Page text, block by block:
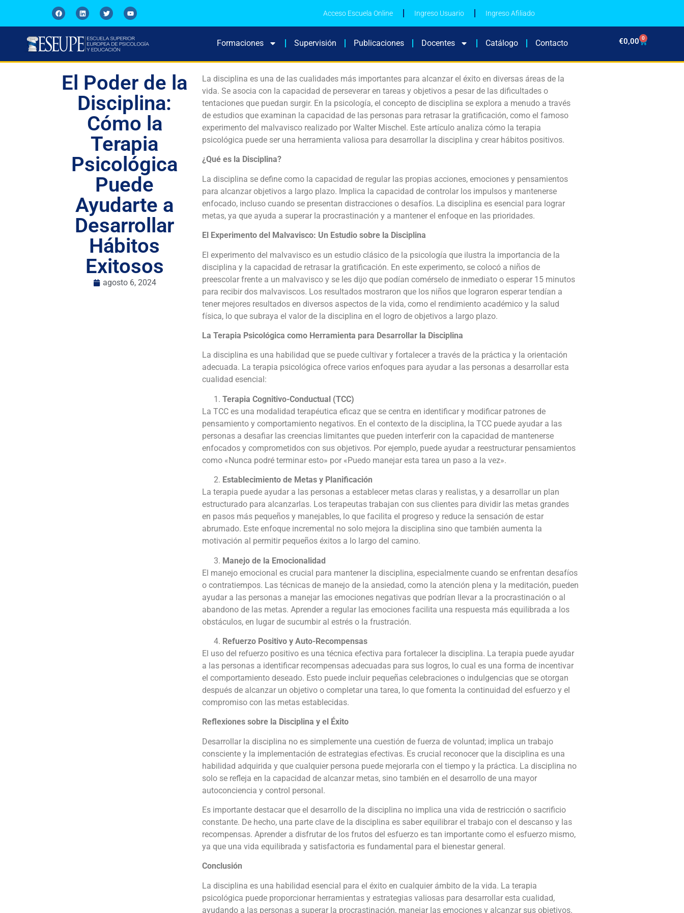
Acceso Escuela Online Ingreso Usuario Ingreso Afiliado
Formaciones Supervisión Publicaciones Docentes Catálogo Contacto €0,00 0
El Poder de la
Disciplina:
Cómo la
Terapia
Psicológica
Puede
Ayudarte a
Desarrollar
Hábitos
Exitosos
agosto 6, 2024
La disciplina es una de las cualidades más importantes para alcanzar el éxito en diversas áreas de la
vida. Se asocia con la capacidad de perseverar en tareas y objetivos a pesar de las dificultades o
tentaciones que puedan surgir. En la psicología, el concepto de disciplina se explora a menudo a través
de estudios que examinan la capacidad de las personas para retrasar la gratificación, como el famoso
experimento del malvavisco realizado por Walter Mischel. Este artículo analiza cómo la terapia
psicológica puede ser una herramienta valiosa para desarrollar la disciplina y crear hábitos positivos.
¿Qué es la Disciplina?
La disciplina se define como la capacidad de regular las propias acciones, emociones y pensamientos
para alcanzar objetivos a largo plazo. Implica la capacidad de controlar los impulsos y mantenerse
enfocado, incluso cuando se presentan distracciones o desafíos. La disciplina es esencial para lograr
metas, ya que ayuda a superar la procrastinación y a mantener el enfoque en las prioridades.
El Experimento del Malvavisco: Un Estudio sobre la Disciplina
El experimento del malvavisco es un estudio clásico de la psicología que ilustra la importancia de la
disciplina y la capacidad de retrasar la gratificación. En este experimento, se colocó a niños de
preescolar frente a un malvavisco y se les dijo que podían comérselo de inmediato o esperar 15 minutos
para recibir dos malvaviscos. Los resultados mostraron que los niños que lograron esperar tendían a
tener mejores resultados en diversos aspectos de la vida, como el rendimiento académico y la salud
física, lo que subraya el valor de la disciplina en el logro de objetivos a largo plazo​​.
La Terapia Psicológica como Herramienta para Desarrollar la Disciplina
La disciplina es una habilidad que se puede cultivar y fortalecer a través de la práctica y la orientación
adecuada. La terapia psicológica ofrece varios enfoques para ayudar a las personas a desarrollar esta
cualidad esencial:
Terapia Cognitivo-Conductual (TCC)
La TCC es una modalidad terapéutica eficaz que se centra en identificar y modificar patrones de
pensamiento y comportamiento negativos. En el contexto de la disciplina, la TCC puede ayudar a las
personas a desafiar las creencias limitantes que pueden interferir con la capacidad de mantenerse
enfocados y comprometidos con sus objetivos. Por ejemplo, puede ayudar a reestructurar pensamientos
como «Nunca podré terminar esto» por «Puedo manejar esta tarea un paso a la vez».
Establecimiento de Metas y Planificación
La terapia puede ayudar a las personas a establecer metas claras y realistas, y a desarrollar un plan
estructurado para alcanzarlas. Los terapeutas trabajan con sus clientes para dividir las metas grandes
en pasos más pequeños y manejables, lo que facilita el progreso y reduce la sensación de estar
abrumado. Este enfoque incremental no solo mejora la disciplina sino que también aumenta la
motivación al permitir pequeños éxitos a lo largo del camino.
Manejo de la Emocionalidad
El manejo emocional es crucial para mantener la disciplina, especialmente cuando se enfrentan desafíos
o contratiempos. Las técnicas de manejo de la ansiedad, como la atención plena y la meditación, pueden
ayudar a las personas a manejar las emociones negativas que podrían llevar a la procrastinación o al
abandono de las metas. Aprender a regular las emociones facilita una respuesta más equilibrada a los
obstáculos, en lugar de sucumbir al estrés o la frustración.
Refuerzo Positivo y Auto-Recompensas
El uso del refuerzo positivo es una técnica efectiva para fortalecer la disciplina. La terapia puede ayudar
a las personas a identificar recompensas adecuadas para sus logros, lo cual es una forma de incentivar
el comportamiento deseado. Esto puede incluir pequeñas celebraciones o indulgencias que se otorgan
después de alcanzar un objetivo o completar una tarea, lo que fomenta la continuidad del esfuerzo y el
compromiso con las metas establecidas.
Reflexiones sobre la Disciplina y el Éxito
Desarrollar la disciplina no es simplemente una cuestión de fuerza de voluntad; implica un trabajo
consciente y la implementación de estrategias efectivas. Es crucial reconocer que la disciplina es una
habilidad adquirida y que cualquier persona puede mejorarla con el tiempo y la práctica. La disciplina no
solo se refleja en la capacidad de alcanzar metas, sino también en el desarrollo de una mayor
autoconciencia y control personal.
Es importante destacar que el desarrollo de la disciplina no implica una vida de restricción o sacrificio
constante. De hecho, una parte clave de la disciplina es saber equilibrar el trabajo con el descanso y las
recompensas. Aprender a disfrutar de los frutos del esfuerzo es tan importante como el esfuerzo mismo,
ya que una vida equilibrada y satisfactoria es fundamental para el bienestar general.
Conclusión
La disciplina es una habilidad esencial para el éxito en cualquier ámbito de la vida. La terapia
psicológica puede proporcionar herramientas y estrategias valiosas para desarrollar esta cualidad,
ayudando a las personas a superar la procrastinación, manejar las emociones y alcanzar sus objetivos.